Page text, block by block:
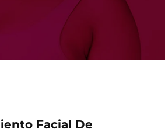
Facial De